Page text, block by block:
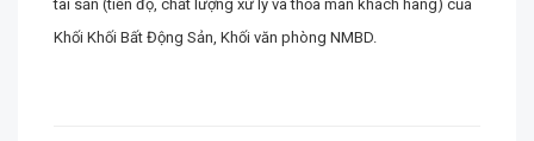
tài sản (tiến độ, chất lượng xử lý và thỏa mãn khách hàng) của
Khối Khối Bất Động Sản, Khối văn phòng NMBD.